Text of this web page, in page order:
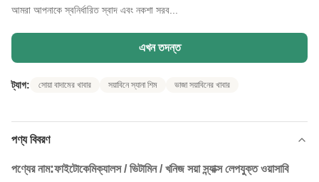
আমরা আপনাকে স্বনির্ধারিত স্বাদ এবং নকশা সরব...
এখন তদন্ত
ট্যাগ: সোয়া বাদামের খাবার সয়াবিনে স্যানা শিম ভাজা সয়াবিনের খাবার
পণ্য বিবরণ
পণ্যের নাম:ফাইটোকেমিক্যালস / ভিটামিন / খনিজ সয়া স্ন্যাক্স লেপযুক্ত ওয়াসাবি